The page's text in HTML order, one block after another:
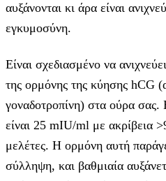
αυξάνονται κι άρα είναι
εγκυμοσύνη.
Είναι σχεδιασμένο να
της ορμόνης της κύησης hCG
γοναδοτροπίνη) στα ούρα σας.
είναι 25 mIU/ml με ακρίβεια
μελέτες. Η ορμόνη αυτή
σύλληψη, και βαθμιαία